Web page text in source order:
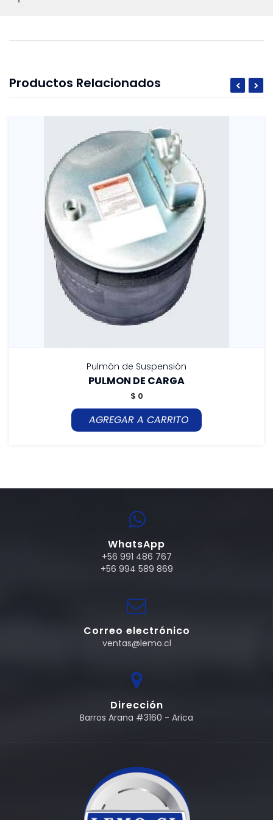
Productos Relacionados
Pulmón de Suspensión
PULMON DE CARGA
$ 0
AGREGAR A CARRITO
WhatsApp
+56 991 486 767
+56 994 589 869
Correo electrónico
ventas@lemo.cl
Dirección
Barros Arana #3160 - Arica